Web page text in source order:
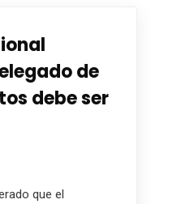
de
debe ser
que el